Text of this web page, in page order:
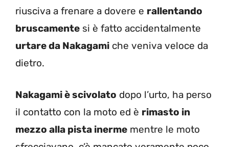
riusciva a frenare a dovere e rallentando
bruscamente si è fatto accidentalmente
urtare da Nakagami che veniva veloce da
dietro.
Nakagami è scivolato dopo l’urto, ha perso
il contatto con la moto ed è rimasto in
mezzo alla pista inerme mentre le moto